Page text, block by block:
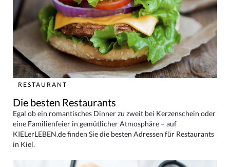
RESTAURANT
Die besten Restaurants
Egal ob ein romantisches Dinner zu zweit bei Kerzenschein oder
eine Familienfeier in gemütlicher Atmosphäre – auf
KIELerLEBEN.de finden Sie die besten Adressen für Restaurants
in Kiel.